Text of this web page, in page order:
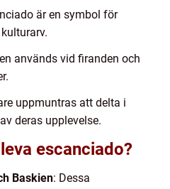
är en symbol för
används vid firanden och
uppmuntras att delta i
deras upplevelse.
escanciado?
Baskien: Dessa